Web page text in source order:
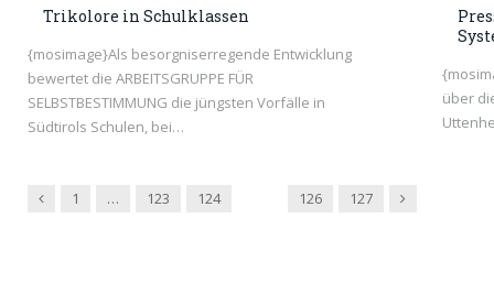
Trikolore in Schulklassen
{mosimage}Als besorgniserregende Entwicklung
bewertet die ARBEITSGRUPPE FÜR
SELBSTBESTIMMUNG die jüngsten Vorfälle in
Südtirols Schulen, bei…
über
Previous
1 … 123 124 126 127 Next